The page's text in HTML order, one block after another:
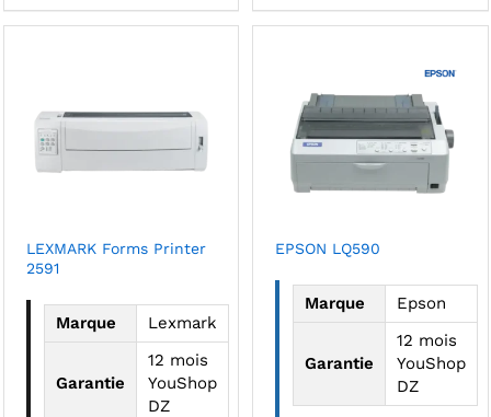
LEXMARK Forms Printer
2591
Marque Lexmark
Garantie
12 mois
YouShop
DZ
EPSON LQ590
Marque Epson
Garantie
12 mois
YouShop
DZ